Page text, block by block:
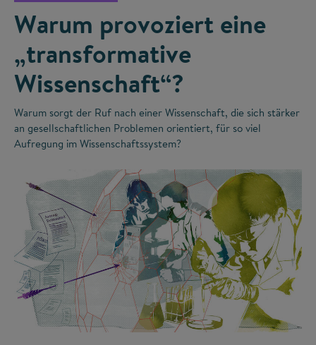
Warum provoziert eine
„transformative
Wissenschaft“?
Warum sorgt der Ruf nach einer Wissenschaft, die sich stärker
an gesellschaftlichen Problemen orientiert, für so viel
Aufregung im Wissenschaftssystem?
©